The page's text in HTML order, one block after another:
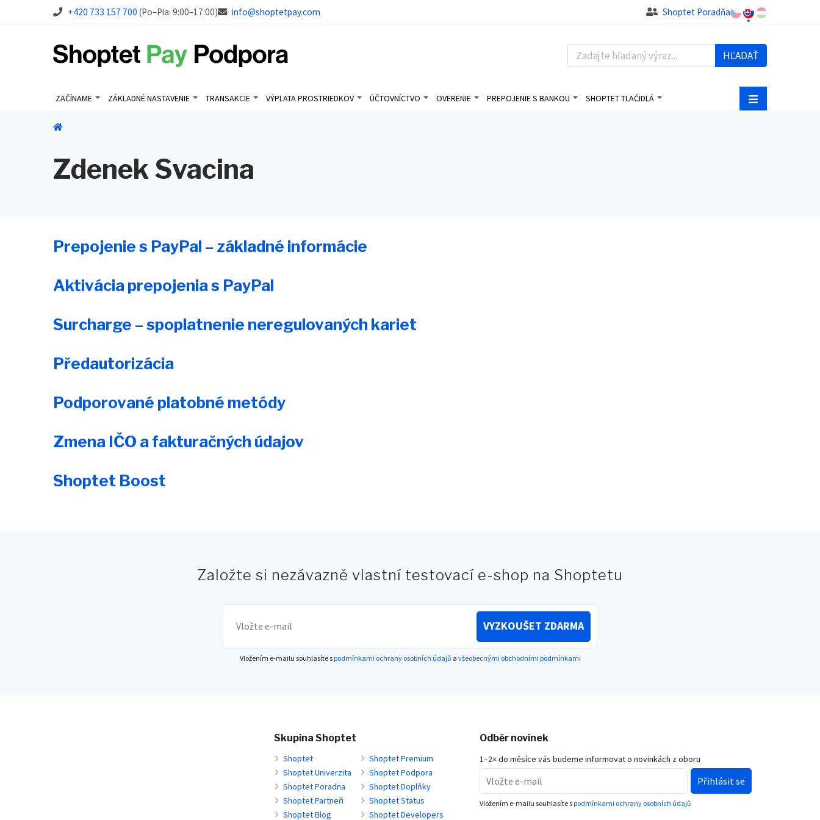
+420 733 157 700 (Po–Pia: 9:00–17:00) info@shoptetpay.com Shoptet Poradňa
HĽADAŤ
ZAČÍNAME ZÁKLADNÉ NASTAVENIE TRANSAKCIE VÝPLATA PROSTRIEDKOV ÚČTOVNÍCTVO OVERENIE PREPOJENIE S BANKOU SHOPTET TLAČIDLÁ
Zdenek Svacina
Prepojenie s PayPal – základné informácie
Aktivácia prepojenia s PayPal
Surcharge – spoplatnenie neregulovaných kariet
Předautorizácia
Podporované platobné metódy
Zmena IČO a fakturačných údajov
Shoptet Boost
Založte si nezávazně vlastní testovací e-shop na Shoptetu
VYZKOUŠET ZDARMA
Vložením e-mailu souhlasíte spodmínkami ochrany osobních údajů a všeobecnými obchodními podmínkami
Skupina Shoptet
Shoptet
Shoptet Premium
Shoptet Univerzita
Shoptet Podpora
Shoptet Poradna
Shoptet Doplňky
Shoptet Partneři
Shoptet Status
Shoptet Blog
Shoptet Developers
Odběr novinek
1–2× do měsíce vás budeme informovat o novinkách z oboru
Přihlásit se
Vložením e-mailu souhlasíte spodmínkami ochrany osobních údajů